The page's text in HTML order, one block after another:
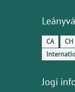
CA CH
Jogi